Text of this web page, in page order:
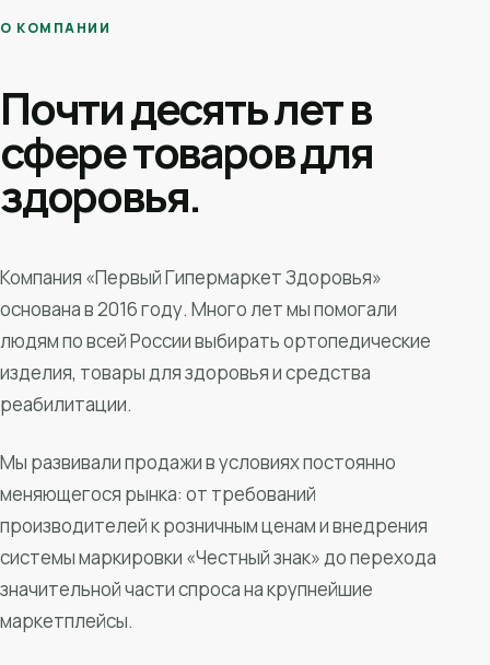
О КОМПАНИИ
Почти десять лет в
сфере товаров для
здоровья.
Компания «Первый Гипермаркет Здоровья»
основана в 2016 году. Много лет мы помогали
людям по всей России выбирать ортопедические
изделия, товары для здоровья и средства
реабилитации.
Мы развивали продажи в условиях постоянно
меняющегося рынка: от требований
производителей к розничным ценам и внедрения
системы маркировки «Честный знак» до перехода
значительной части спроса на крупнейшие
маркетплейсы.